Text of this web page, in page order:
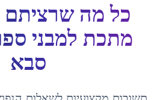
כל מה
מתכת למבני
סבא